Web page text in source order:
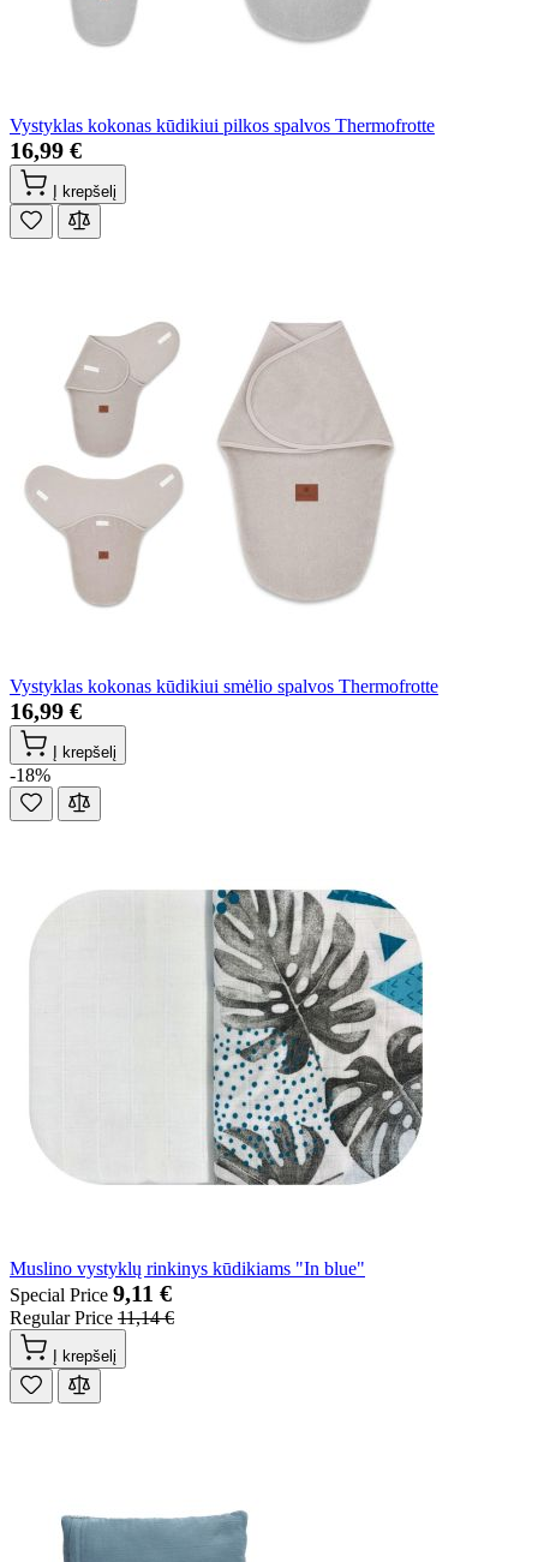
Vystyklas kokonas kūdikiui pilkos spalvos Thermofrotte
16,99 €
Į krepšelį
Vystyklas kokonas kūdikiui smėlio spalvos Thermofrotte
16,99 €
Į krepšelį
-18%
Muslino vystyklų rinkinys kūdikiams "In blue"
Special Price 9,11 €
Regular Price 11,14 €
Į krepšelį